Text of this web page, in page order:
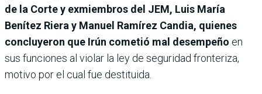
de la Corte y exmiembros del JEM, Luis María
Benítez Riera y Manuel Ramírez Candia, quienes
concluyeron que Irún cometió mal desempeño en
sus funciones al violar la ley de seguridad fronteriza,
motivo por el cual fue destituida.